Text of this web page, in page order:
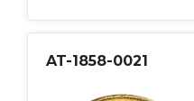
AT-1858-0021